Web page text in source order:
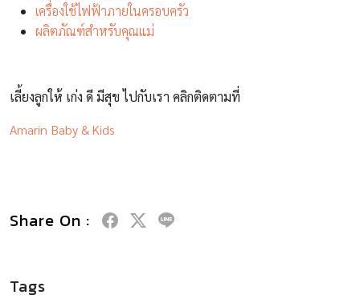
เครื่องใช้ไฟฟ้าภายในครอบครัว
ผลิตภัณฑ์สำหรับคุณแม่
เลี้ยงลูกให้ เก่ง ดี มีสุข ไปกับเรา คลิกติดตามที่
Amarin Baby & Kids
Share On :
Tags